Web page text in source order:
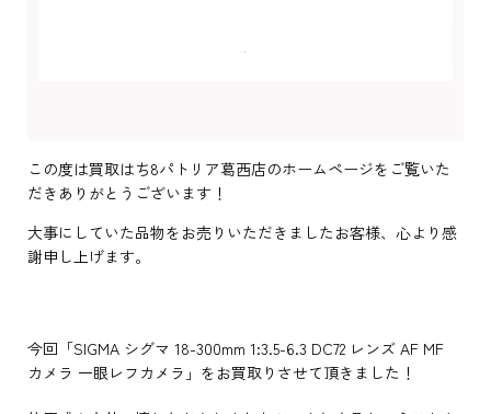
この度は買取はち8パトリア葛西店のホームページをご覧いた
だきありがとうございます！
大事にしていた品物をお売りいただきましたお客様、心より感
謝申し上げます。
今回「SIGMA シグマ 18-300mm 1:3.5-6.3 DC72 レンズ AF MF
カメラ 一眼レフカメラ」をお買取りさせて頂きました！